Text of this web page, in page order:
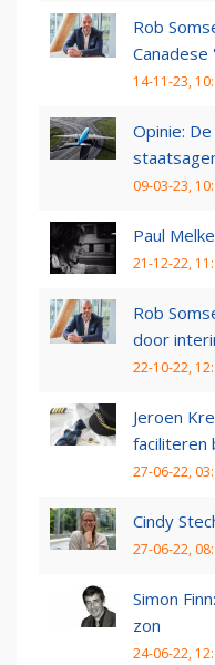
Rob
Canadese
14-11-23,
Opinie:
09-03-23,
Paul
21-12-22,
Rob
door
22-10-22,
Jeroen
faciliteren
27-06-22,
Cindy
27-06-22,
Simon
zon
24-06-22,